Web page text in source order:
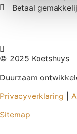
Betaal
© 2025 Koetshuys
Duurzaam
Privacyverklaring
Sitemap